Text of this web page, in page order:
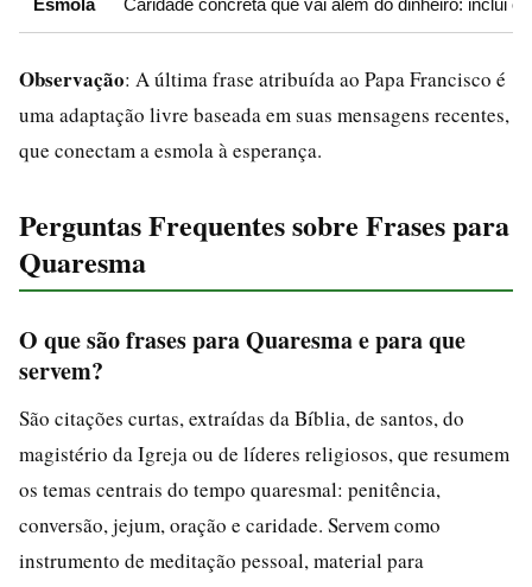
Observação: A última frase atribuída ao Papa Francisco é
uma adaptação livre baseada em suas mensagens recentes,
que conectam a esmola à esperança.
Perguntas Frequentes sobre Frases para
Quaresma
O que são frases para Quaresma e para que
servem?
São citações curtas, extraídas da Bíblia, de santos, do
magistério da Igreja ou de líderes religiosos, que resumem
os temas centrais do tempo quaresmal: penitência,
conversão, jejum, oração e caridade. Servem como
instrumento de meditação pessoal, material para